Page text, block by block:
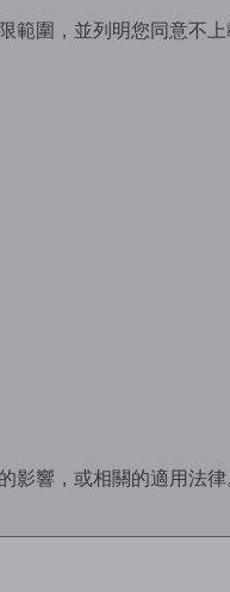
範圍，並列明您同意不上
響，或相關的適用法律